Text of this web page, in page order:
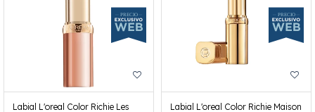
Labial L'oreal Color Richie Les
Labial L'oreal Color Richie Maison